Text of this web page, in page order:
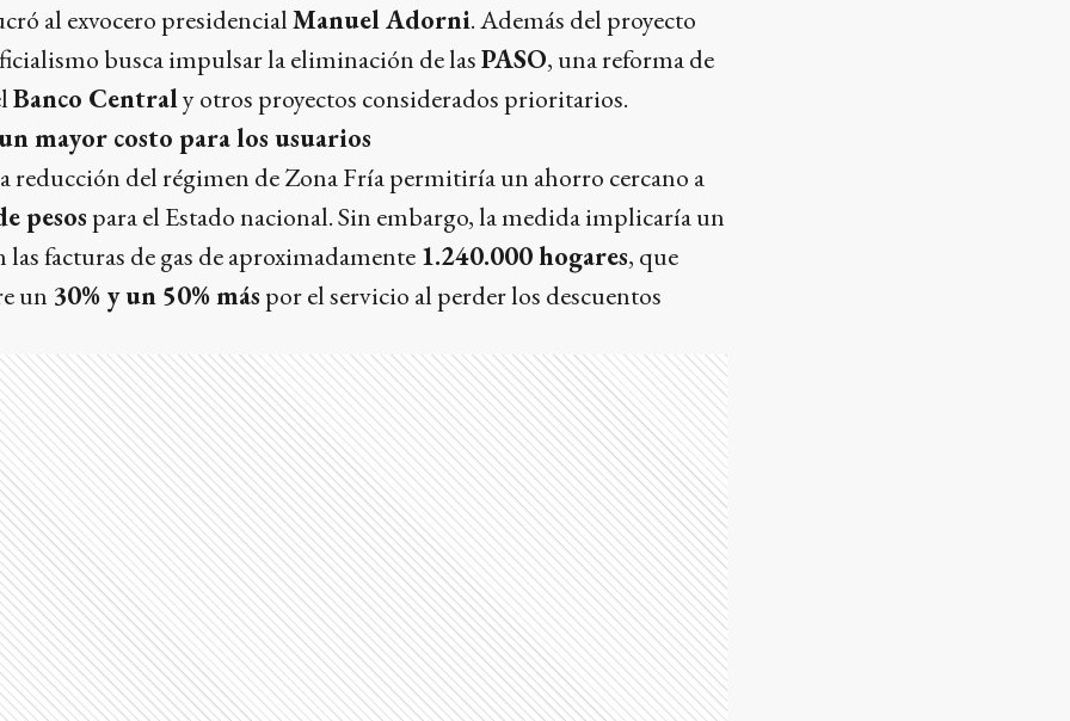
al exvocero presidencialManuel Adorni. Además del proyecto
busca impulsar la eliminación de lasPASO, una reforma de
Banco Centraly otros proyectos considerados prioritarios.
mayor costo para los usuarios
reducción del régimen de Zona Fría permitiría un ahorro cercano a
pesos para el Estado nacional. Sin embargo, la medida implicaría un
facturas de gas de aproximadamente 1.240.000 hogares, que
un 30% y un 50% más por el servicio al perder los descuentos